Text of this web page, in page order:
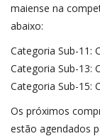
maiense na
abaixo:
Categoria Sub-11:
Categoria Sub-13:
Categoria Sub-15:
Os próximos
estão agendados